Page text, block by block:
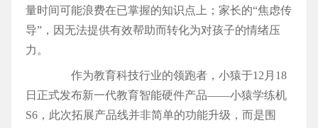
量时间可能浪费在已掌握的知识点上；家长的“焦虑传
导”，因无法提供有效帮助而转化为对孩子的情绪压
力。
作为教育科技行业的领跑者，小猿于12月18
日正式发布新一代教育智能硬件产品——小猿学练机
S6，此次拓展产品线并非简单的功能升级，而是围